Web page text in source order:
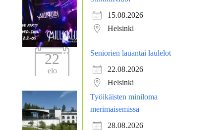
15.08.2026
Helsinki
22
elo
Seniorien lauantai laulelot
22.08.2026
Helsinki
Työikäisten miniloma
merimaisemissa
28.08.2026